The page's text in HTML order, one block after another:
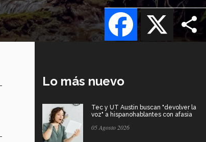
X
Facebook
Lo más nuevo
Tec y UT Austin buscan "devolver la
voz" a hispanohablantes con afasia
05 Agosto 2026